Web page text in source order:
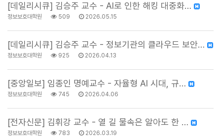
[데일리시큐] 김승주 교수 - AI로 인한 해킹 대중화…
정보보호대학원 509 2026.05.15
[데일리시큐] 김승주 교수 - 정보기관의 클라우드 보안…
정보보호대학원 925 2026.04.13
[중앙일보] 임종인 명예교수 - 자율형 AI 시대, 규…
정보보호대학원 745 2026.04.06
[전자신문] 김휘강 교수 - 열 길 물속은 알아도 한 …
정보보호대학원 783 2026.03.19